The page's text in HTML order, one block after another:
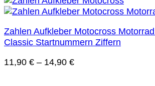
Zahlen Aufkleber Motocross
Classic Startnummern Ziffern
11,90 € – 14,90 €